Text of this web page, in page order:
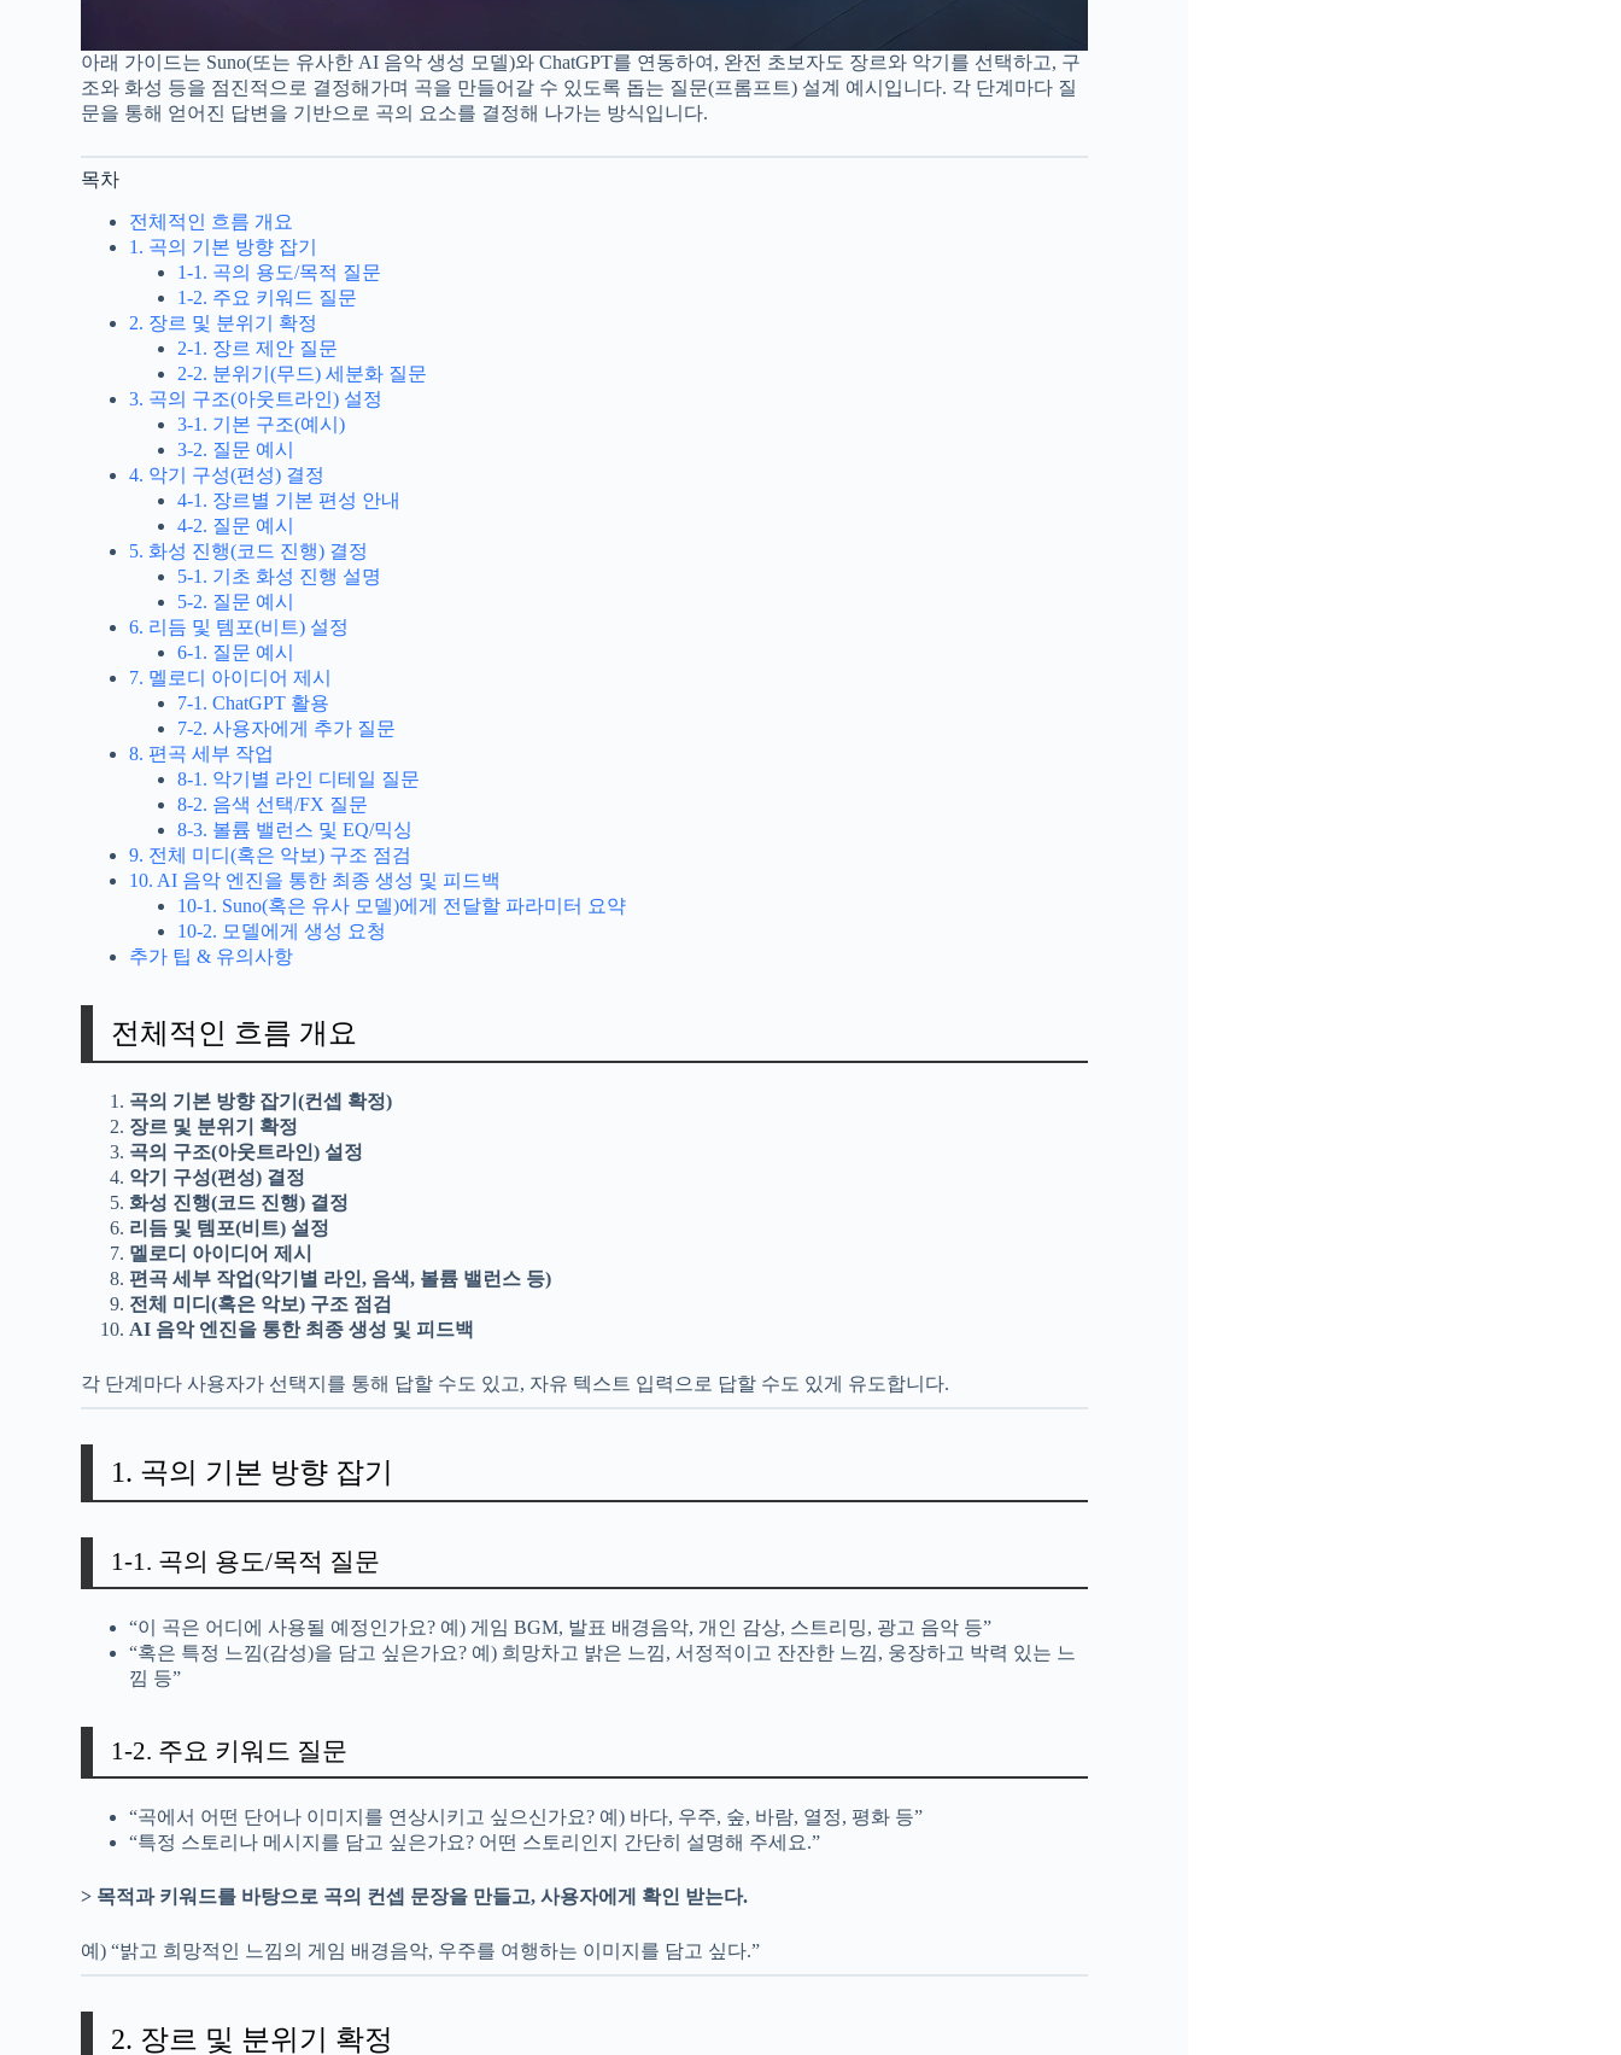
아래 가이드는 Suno(또는 유사한 AI 음악 생성 모델)와 ChatGPT를 연동하여, 완전 초보자도 장르와 악기를 선택하고, 구
조와 화성 등을 점진적으로 결정해가며 곡을 만들어갈 수 있도록 돕는 질문(프롬프트) 설계 예시입니다. 각 단계마다 질
문을 통해 얻어진 답변을 기반으로 곡의 요소를 결정해 나가는 방식입니다.
목차
전체적인 흐름 개요
1. 곡의 기본 방향 잡기
1-1. 곡의 용도/목적 질문
1-2. 주요 키워드 질문
2. 장르 및 분위기 확정
2-1. 장르 제안 질문
2-2. 분위기(무드) 세분화 질문
3. 곡의 구조(아웃트라인) 설정
3-1. 기본 구조(예시)
3-2. 질문 예시
4. 악기 구성(편성) 결정
4-1. 장르별 기본 편성 안내
4-2. 질문 예시
5. 화성 진행(코드 진행) 결정
5-1. 기초 화성 진행 설명
5-2. 질문 예시
6. 리듬 및 템포(비트) 설정
6-1. 질문 예시
7. 멜로디 아이디어 제시
7-1. ChatGPT 활용
7-2. 사용자에게 추가 질문
8. 편곡 세부 작업
8-1. 악기별 라인 디테일 질문
8-2. 음색 선택/FX 질문
8-3. 볼륨 밸런스 및 EQ/믹싱
9. 전체 미디(혹은 악보) 구조 점검
10. AI 음악 엔진을 통한 최종 생성 및 피드백
10-1. Suno(혹은 유사 모델)에게 전달할 파라미터 요약
10-2. 모델에게 생성 요청
추가 팁 & 유의사항
전체적인 흐름 개요
곡의 기본 방향 잡기(컨셉 확정)
장르 및 분위기 확정
곡의 구조(아웃트라인) 설정
악기 구성(편성) 결정
화성 진행(코드 진행) 결정
리듬 및 템포(비트) 설정
멜로디 아이디어 제시
편곡 세부 작업(악기별 라인, 음색, 볼륨 밸런스 등)
전체 미디(혹은 악보) 구조 점검
AI 음악 엔진을 통한 최종 생성 및 피드백
각 단계마다 사용자가 선택지를 통해 답할 수도 있고, 자유 텍스트 입력으로 답할 수도 있게 유도합니다.
1. 곡의 기본 방향 잡기
1-1. 곡의 용도/목적 질문
“이 곡은 어디에 사용될 예정인가요? 예) 게임 BGM, 발표 배경음악, 개인 감상, 스트리밍, 광고 음악 등”
“혹은 특정 느낌(감성)을 담고 싶은가요? 예) 희망차고 밝은 느낌, 서정적이고 잔잔한 느낌, 웅장하고 박력 있는 느
낌 등”
1-2. 주요 키워드 질문
“곡에서 어떤 단어나 이미지를 연상시키고 싶으신가요? 예) 바다, 우주, 숲, 바람, 열정, 평화 등”
“특정 스토리나 메시지를 담고 싶은가요? 어떤 스토리인지 간단히 설명해 주세요.”
> 목적과 키워드를 바탕으로 곡의 컨셉 문장을 만들고, 사용자에게 확인 받는다.
예) “밝고 희망적인 느낌의 게임 배경음악, 우주를 여행하는 이미지를 담고 싶다.”
2. 장르 및 분위기 확정